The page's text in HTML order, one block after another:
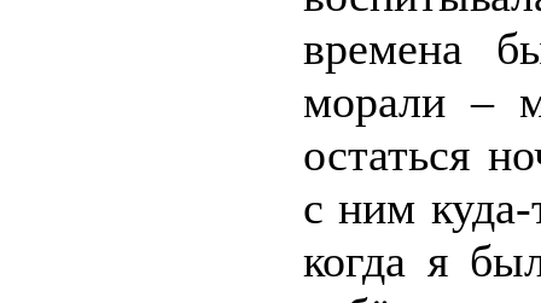
времена
морали –
остаться
с ним
когда я